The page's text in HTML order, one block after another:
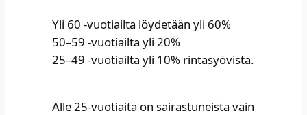
Yli 60 ‑vuo­tiail­ta löy­de­tään yli 60%
50–59 ‑vuo­tiail­ta yli 20%
25–49 ‑vuo­tiail­ta yli 10% rin­ta­syö­vis­tä.
Alle 25-vuo­tiai­ta on sai­ras­tu­neis­ta vain